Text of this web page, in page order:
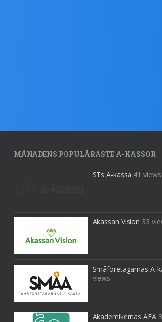
MÅNADENS POPULÄRASTE A-KASSOR
STs A-kassa 41 views
Akassan Vision 33
Småföretagarnas A-
views
Akademikernas AEA